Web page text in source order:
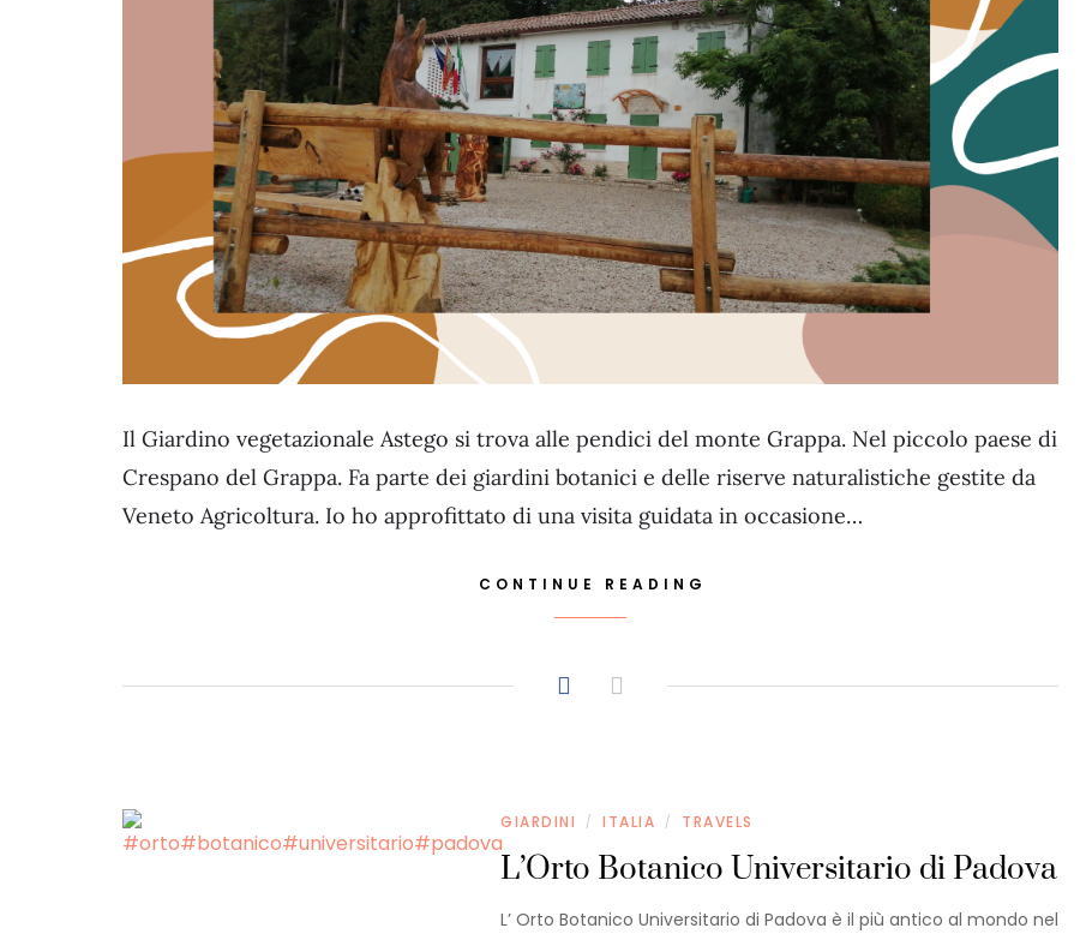
Il Giardino vegetazionale Astego si trova alle pendici del monte Grappa. Nel piccolo paese di
Crespano del Grappa. Fa parte dei giardini botanici e delle riserve naturalistiche gestite da
Veneto Agricoltura. Io ho approfittato di una visita guidata in occasione…
CONTINUE READING
GIARDINI / ITALIA / TRAVELS
L’Orto Botanico Universitario di Padova
L’ Orto Botanico Universitario di Padova è il più antico al mondo nel